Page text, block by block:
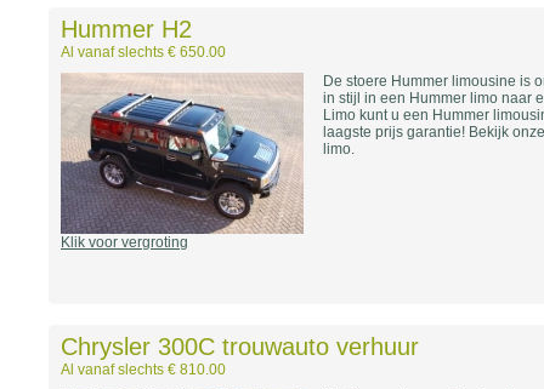
Hummer H2
Al vanaf slechts € 650.00
Klik voor vergroting
De stoere Hummer limousine is
in stijl in een Hummer limo naar
Limo kunt u een Hummer
laagste prijs garantie! Bekijk
limo.
Chrysler 300C trouwauto verhuur
Al vanaf slechts € 810.00